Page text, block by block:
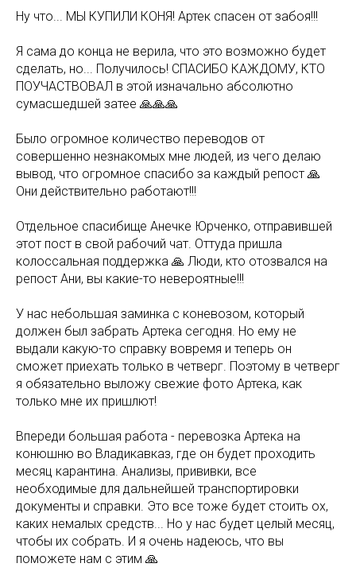
Ну что... МЫ КУПИЛИ КОНЯ! Артек спасен от забоя!!!
Я сама до конца не верила, что это возможно будет
сделать, но... Получилось! СПАСИБО КАЖДОМУ, КТО
ПОУЧАСТВОВАЛ в этой изначально абсолютно
сумасшедшей затее 🙏🙏🙏
Было огромное количество переводов от
совершенно незнакомых мне людей, из чего делаю
вывод, что огромное спасибо за каждый репост 🙏
Они действительно работают!!!
Отдельное спасибище Анечке Юрченко, отправившей
этот пост в свой рабочий чат. Оттуда пришла
колоссальная поддержка 🙏 Люди, кто отозвался на
репост Ани, вы какие-то невероятные!!!
У нас небольшая заминка с коневозом, который
должен был забрать Артека сегодня. Но ему не
выдали какую-то справку вовремя и теперь он
сможет приехать только в четверг. Поэтому в четверг
я обязательно выложу свежие фото Артека, как
только мне их пришлют!
Впереди большая работа - перевозка Артека на
конюшню во Владикавказ, где он будет проходить
месяц карантина. Анализы, прививки, все
необходимые для дальнейшей транспортировки
документы и справки. Это все тоже будет стоить ох,
каких немалых средств... Но у нас будет целый месяц,
чтобы их собрать. И я очень надеюсь, что вы
поможете нам с этим 🙏